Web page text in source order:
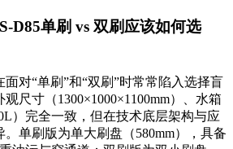
D85单刷 vs 双刷应该如何选
对“单刷”和“双刷”时常常陷入选择盲
尺寸（1300×1000×1100mm）、水箱
）完全一致，但在技术底层架构与应
单刷版为单大刷盘（580mm），具备